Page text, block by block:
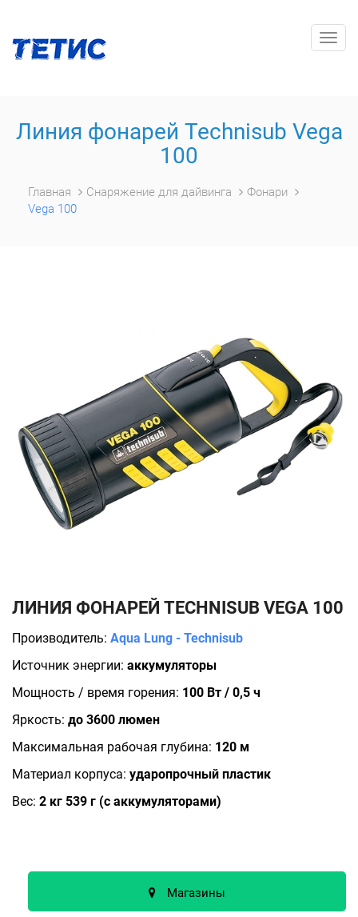
Линия фонарей Technisub Vega
100
Главная Снаряжение для дайвинга
Фонари
Vega 100
ЛИНИЯ ФОНАРЕЙ TECHNISUB VEGA 100
Производитель: Aqua Lung - Technisub
Источник энергии: аккумуляторы
Мощность / время горения: 100 Вт / 0,5 ч
Яркость: до 3600 люмен
Максимальная рабочая глубина: 120 м
Материал корпуса: ударопрочный пластик
Вес: 2 кг 539 г (с аккумуляторами)
Магазины